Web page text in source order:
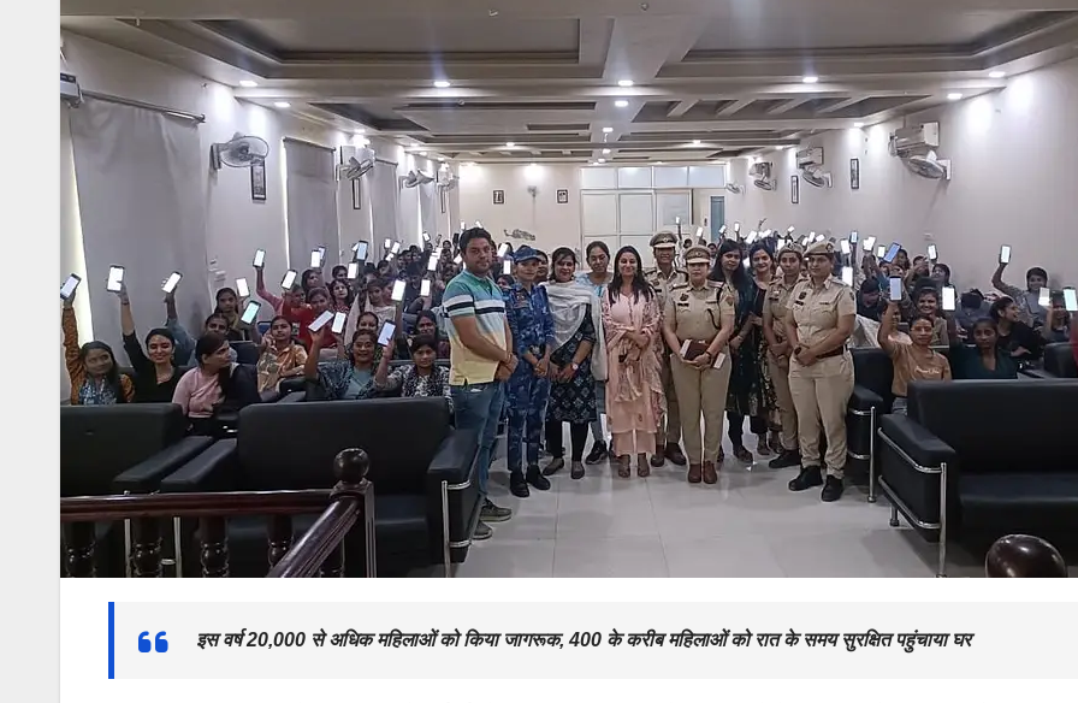
इस वर्ष 20,000 से अधिक महिलाओं को किया जागरूक, 400 के करीब महिलाओं को रात के समय सुरक्षित पहुंचाया घर